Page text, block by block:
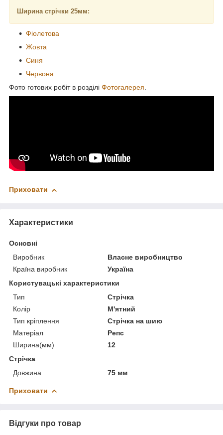
Ширина стрічки 25мм:
Фіолетова
Жовта
Синя
Червона
Фото готових робіт в розділі Фотогалерея.
Приховати
Характеристики
Основні
Виробник
Власне виробництво
Країна виробник
Україна
Користувацькі характеристики
Тип
Стрічка
Колір
М'ятний
Тип кріплення
Стрічка на шию
Матеріал
Репс
Ширина(мм)
12
Стрічка
Довжина
75 мм
Приховати
Відгуки про товар